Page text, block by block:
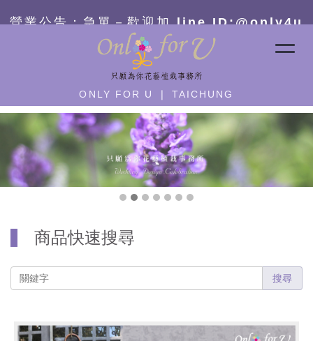
ONLY FOR U ❘ TAICHUNG
商品快速搜尋
搜尋
營業公告：急單－ 歡迎加 line ID:@only4u